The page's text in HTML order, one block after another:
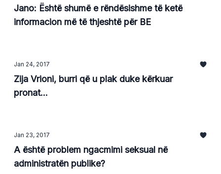
Jano: Është shumë e rëndësishme të ketë
informacion më të thjeshtë për BE
Jan 24, 2017
Zija Vrioni, burri që u plak duke kërkuar
pronat...
Jan 23, 2017
A është problem ngacmimi seksual në
administratën publike?